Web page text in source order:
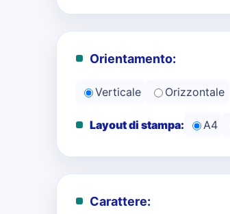
Orientamento:
Verticale Orizzontale
Layout di stampa: A4
Carattere: